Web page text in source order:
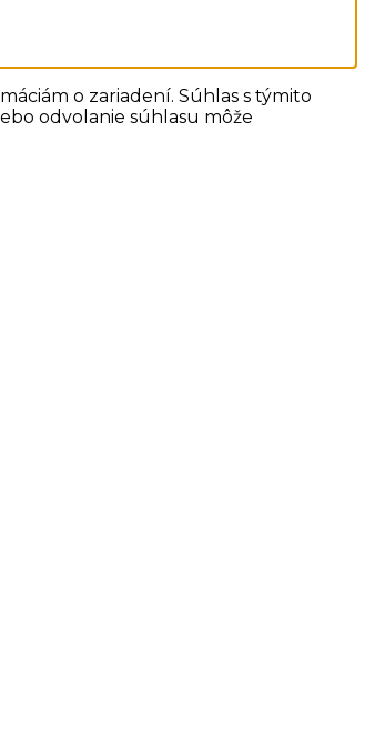
o zariadení. Súhlas s týmito
odvolanie súhlasu môže